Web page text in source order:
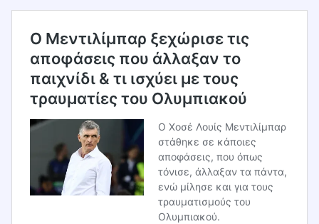
Ο Μεντιλίμπαρ ξεχώρισε τις
αποφάσεις που άλλαξαν το
παιχνίδι & τι ισχύει με τους
τραυματίες του Ολυμπιακού
Ο Χοσέ Λουίς Μεντιλίμπαρ
στάθηκε σε κάποιες
αποφάσεις, που όπως
τόνισε, άλλαξαν τα πάντα,
ενώ μίλησε και για τους
τραυματισμούς του
Ολυμπιακού.